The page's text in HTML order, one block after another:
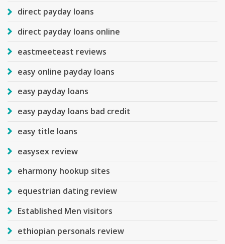
direct payday loans
direct payday loans online
eastmeeteast reviews
easy online payday loans
easy payday loans
easy payday loans bad credit
easy title loans
easysex review
eharmony hookup sites
equestrian dating review
Established Men visitors
ethiopian personals review